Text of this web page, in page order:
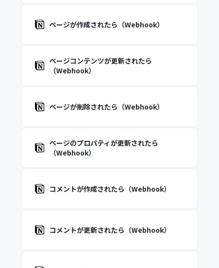
ページが作成されたら（Webhook）
ページコンテンツが更新されたら
（Webhook）
ページが削除されたら（Webhook）
ページのプロパティが更新されたら
（Webhook）
コメントが作成されたら（Webhook）
コメントが更新されたら（Webhook）